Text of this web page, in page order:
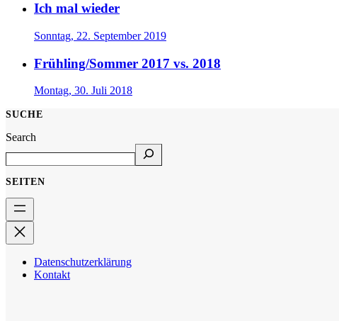
Ich mal wieder
Sonntag, 22. September 2019
Frühling/Sommer 2017 vs. 2018
Montag, 30. Juli 2018
SUCHE
Search
SEITEN
Datenschutzerklärung
Kontakt